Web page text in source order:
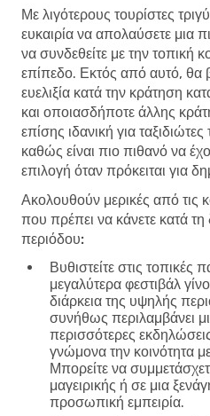
Με λιγότερους τουρίστες
ευκαιρία να απολαύσετε μια
να συνδεθείτε με την τοπική
επίπεδο. Εκτός από αυτό, θα
ευελιξία κατά την κράτηση
και οποιασδήποτε άλλης
επίσης ιδανική για
καθώς είναι πιο πιθανό να
επιλογή όταν πρόκειται για
Ακολουθούν μερικές από τις
που πρέπει να κάνετε κατά τη
περιόδου:
Βυθιστείτε στις τοπικές
μεγαλύτερα φεστιβάλ
διάρκεια της υψηλής
συνήθως περιλαμβάνει
περισσότερες
γνώμονα την κοινότητα
Μπορείτε να
μαγειρικής ή σε μια
προσωπική εμπειρία.